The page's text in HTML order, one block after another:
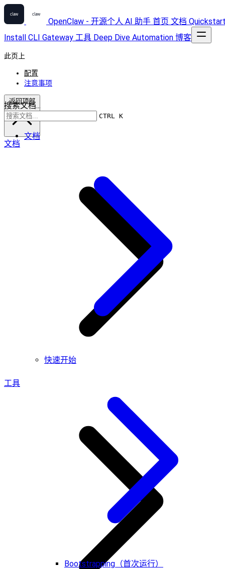
OpenClaw - 开源个人 AI 助手 首页 文档
Install CLI Gateway 工具 Deep Dive Automation 博客
搜索文档...
CTRL K
文档
快速开始
Bootstrapping（首次运行）
此页上
配置
注意事项
返回顶部
文档
工具